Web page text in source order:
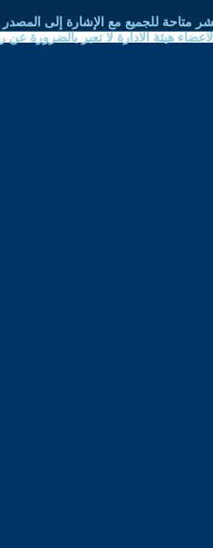
متاحة للجميع مع الإشارة إلى المصدر
هيئة الادارة لا تعبر بالضرورة عن